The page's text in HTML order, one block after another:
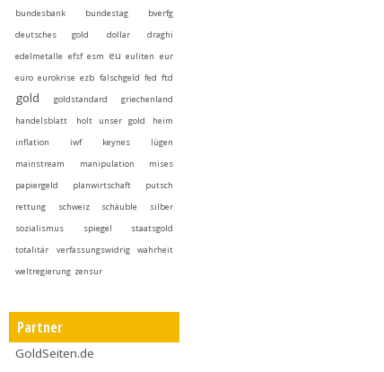
bundesbank
bundestag
bverfg
deutsches gold
dollar
draghi
edelmetalle efsf esm eu euliten eur
euro eurokrise ezb falschgeld fed ftd
gold goldstandard
griechenland
handelsblatt
holt unser gold heim
inflation
iwf keynes
lügen
mainstream
manipulation
mises
papiergeld
planwirtschaft
putsch
rettung
schweiz schäuble
silber
sozialismus
spiegel
staatsgold
totalitär
verfassungswidrig
wahrheit
weltregierung zensur
Partner
GoldSeiten.de